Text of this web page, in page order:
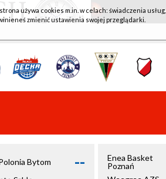
Bytom --
Enea Basket
Poznań
używa cookies m.in. w celach: świadczenia
zmienić ustawienia swojej przeglądarki.